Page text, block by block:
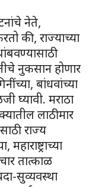
नेते,
की, राज्याच्या
नुकसान होणार
बांधवांच्या
घ्यावी. मराठा
लाठीमार
राज्य
तात्काळ
सुव्यवस्था